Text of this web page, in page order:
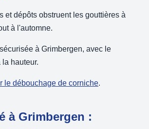
et dépôts obstruent les gouttières à
à l'automne.
à Grimbergen, avec le
hauteur.
le débouchage de corniche.
à Grimbergen :